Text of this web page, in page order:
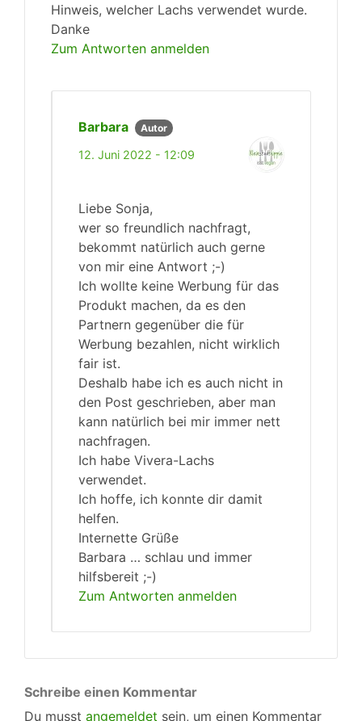
Hinweis, welcher Lachs verwendet wurde.
Danke
Zum Antworten anmelden
Barbara Autor
12. Juni 2022 - 12:09
Liebe Sonja,
wer so freundlich nachfragt,
bekommt natürlich auch gerne
von mir eine Antwort ;-)
Ich wollte keine Werbung für das
Produkt machen, da es den
Partnern gegenüber die für
Werbung bezahlen, nicht wirklich
fair ist.
Deshalb habe ich es auch nicht in
den Post geschrieben, aber man
kann natürlich bei mir immer nett
nachfragen.
Ich habe Vivera-Lachs
verwendet.
Ich hoffe, ich konnte dir damit
helfen.
Internette Grüße
Barbara … schlau und immer
hilfsbereit ;-)
Zum Antworten anmelden
Schreibe einen Kommentar
Du musst angemeldet sein, um einen Kommentar